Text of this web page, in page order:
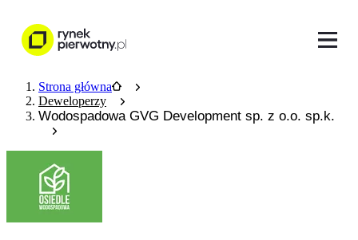
Strona główna
Deweloperzy
Wodospadowa GVG Development sp. z o.o. sp.k.